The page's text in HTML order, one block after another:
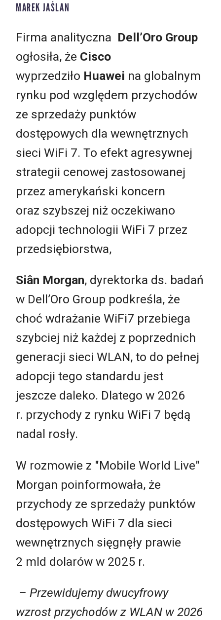
MAREK JAŚLAN
Firma analityczna Dell’Oro Group
ogłosiła, że Cisco
wyprzedziło Huawei na globalnym
rynku pod względem przychodów
ze sprzedaży punktów
dostępowych dla wewnętrznych
sieci WiFi 7. To efekt agresywnej
strategii cenowej zastosowanej
przez amerykański koncern
oraz szybszej niż oczekiwano
adopcji technologii WiFi 7 przez
przedsiębiorstwa,
Siân Morgan, dyrektorka ds. badań
w Dell’Oro Group podkreśla, że
choć wdrażanie WiFi7 przebiega
szybciej niż każdej z poprzednich
generacji sieci WLAN, to do pełnej
adopcji tego standardu jest
jeszcze daleko. Dlatego w 2026
r. przychody z rynku WiFi 7 będą
nadal rosły.
W rozmowie z "Mobile World Live"
Morgan poinformowała, że
przychody ze sprzedaży punktów
dostępowych WiFi 7 dla sieci
wewnętrznych sięgnęły prawie
2 mld dolarów w 2025 r.
– Przewidujemy dwucyfrowy
wzrost przychodów z WLAN w 2026